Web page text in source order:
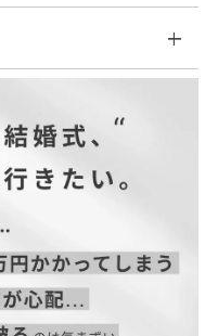
タン…8%
するため、コンシールフ